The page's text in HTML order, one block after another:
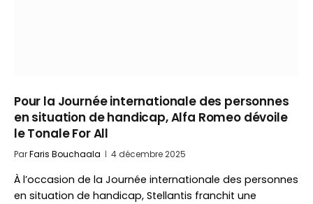
Pour la Journée internationale des personnes
en situation de handicap, Alfa Romeo dévoile
le Tonale For All
ParFaris Bouchaala 4 décembre 2025
À l’occasion de la Journée internationale des personnes
en situation de handicap, Stellantis franchit une